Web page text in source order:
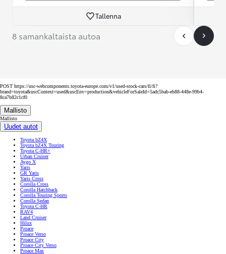
Tallenna
8 samankaltaista autoa
POST https://usc-webcomponents.toyota-europe.com/v1/used-stock-cars/fi/fi?
brand=toyota&uscContext=used&uscEnv=production&vehicleForSaleId=5adc5bab-eb88-448e-99b4-
8ca7b82c1cf0
Mallisto
Mallisto
Uudet autot
Toyota bZ4X
Toyota bZ4X Touring
Toyota C-HR+
Urban Cruiser
Aygo X
Yaris
GR Yaris
Yaris Cross
Corolla Cross
Corolla Hatchback
Corolla Touring Sports
Corolla Sedan
Toyota C-HR
RAV4
Land Cruiser
Hilux
Proace
Proace Verso
Proace City
Proace City Verso
Proace Max